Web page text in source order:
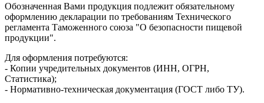
Обозначенная Вами продукция подлежит обязательному
оформлению декларации по требованиям Технического
регламента Таможенного союза "О безопасности пищевой
продукции".
Для оформления потребуются:
- Копии учредительных документов (ИНН, ОГРН,
Статистика);
- Нормативно-техническая документация (ГОСТ либо ТУ).